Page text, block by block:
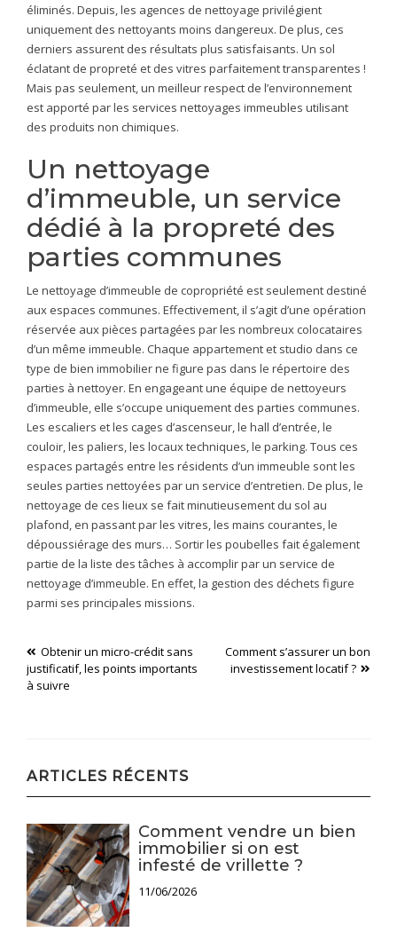
éliminés. Depuis, les agences de nettoyage privilégient
uniquement des nettoyants moins dangereux. De plus, ces
derniers assurent des résultats plus satisfaisants. Un sol
éclatant de propreté et des vitres parfaitement transparentes !
Mais pas seulement, un meilleur respect de l’environnement
est apporté par les services nettoyages immeubles utilisant
des produits non chimiques.
Un nettoyage
d’immeuble, un service
dédié à la propreté des
parties communes
Le nettoyage d’immeuble de copropriété est seulement destiné
aux espaces communes. Effectivement, il s’agit d’une opération
réservée aux pièces partagées par les nombreux colocataires
d’un même immeuble. Chaque appartement et studio dans ce
type de bien immobilier ne figure pas dans le répertoire des
parties à nettoyer. En engageant une équipe de nettoyeurs
d’immeuble, elle s’occupe uniquement des parties communes.
Les escaliers et les cages d’ascenseur, le hall d’entrée, le
couloir, les paliers, les locaux techniques, le parking. Tous ces
espaces partagés entre les résidents d’un immeuble sont les
seules parties nettoyées par un service d’entretien. De plus, le
nettoyage de ces lieux se fait minutieusement du sol au
plafond, en passant par les vitres, les mains courantes, le
dépoussiérage des murs… Sortir les poubelles fait également
partie de la liste des tâches à accomplir par un service de
nettoyage d’immeuble. En effet, la gestion des déchets figure
parmi ses principales missions.
Navigation
de
Obtenir un micro-crédit sans
justificatif, les points importants
à suivre
Comment s’assurer un bon
investissement locatif ?
ARTICLES RÉCENTS
Comment vendre un bien
immobilier si on est
infesté de vrillette ?
11/06/2026